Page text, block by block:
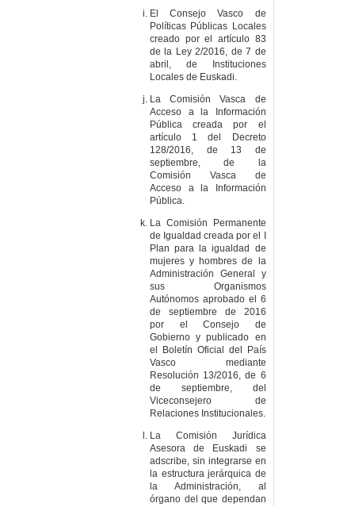
El Consejo Vasco de
Políticas Públicas Locales
creado por el artículo 83
de la Ley 2/2016, de 7 de
abril, de Instituciones
Locales de Euskadi.
La Comisión Vasca de
Acceso a la Información
Pública creada por el
artículo 1 del Decreto
128/2016, de 13 de
septiembre, de la
Comisión Vasca de
Acceso a la Información
Pública.
La Comisión Permanente
de Igualdad creada por el I
Plan para la igualdad de
mujeres y hombres de la
Administración General y
sus Organismos
Autónomos aprobado el 6
de septiembre de 2016
por el Consejo de
Gobierno y publicado en
el Boletín Oficial del País
Vasco mediante
Resolución 13/2016, de 6
de septiembre, del
Viceconsejero de
Relaciones Institucionales.
La Comisión Jurídica
Asesora de Euskadi se
adscribe, sin integrarse en
la estructura jerárquica de
la Administración, al
órgano del que dependan